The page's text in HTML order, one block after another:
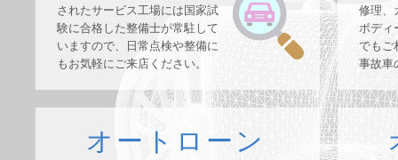
されたサービス工場には国家試
験に合格した整備士が常駐して
いますので、日常点検や整備に
もお気軽にご来店ください。
修理、
ボディ
でもご
事故車
オートローン